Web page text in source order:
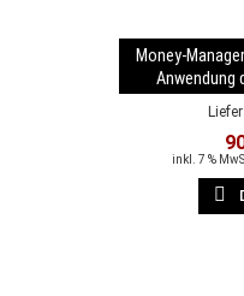
Money-
Anwendung
inkl. 7 %